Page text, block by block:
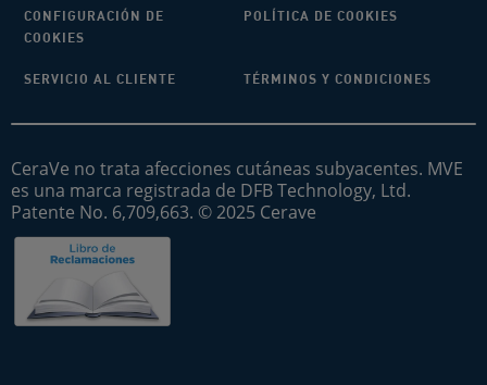
CONFIGURACIÓN DE
COOKIES
POLÍTICA DE COOKIES
SERVICIO AL CLIENTE TÉRMINOS Y CONDICIONES
CeraVe no trata afecciones cutáneas subyacentes. MVE
es una marca registrada de DFB Technology, Ltd.
Patente No. 6,709,663. © 2025 Cerave